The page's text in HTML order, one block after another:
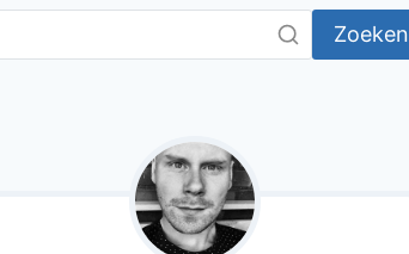
GANOUSH
Zoeken